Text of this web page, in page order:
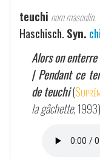
teuchi nom masculin.
Haschisch. Syn.
Alors on
| Pendant ce
de teuchi (
la gâchette, 1993)